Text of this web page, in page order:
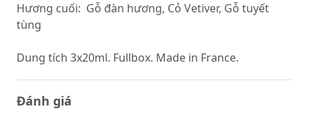
Hương cuối: Gỗ đàn hương, Cỏ Vetiver, Gỗ tuyết
tùng
Dung tích 3x20ml. Fullbox. Made in France.
Đánh giá